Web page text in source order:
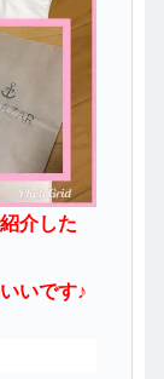
介した
いです♪